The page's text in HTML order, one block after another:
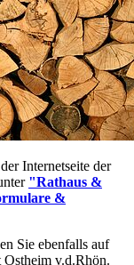
Internetseite der
"Rathaus &
&
Sie ebenfalls auf
Ostheim v.d.Rhön.